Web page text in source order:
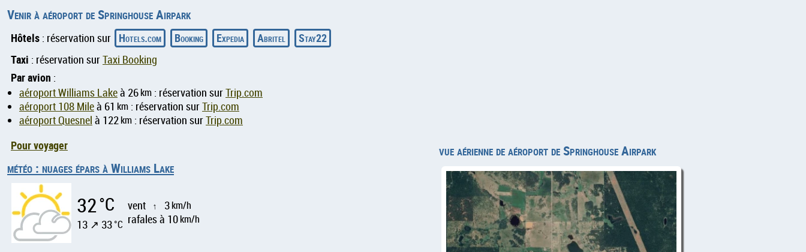
vue aérienne de aéroport de Springhouse Airpark
Venir à aéroport de Springhouse Airpark
Hôtels : réservation sur Hotels.com Booking Expedia Abritel
Stay22
Taxi : réservation surTaxi Booking
Par avion :
aéroport Williams Lakeà 26km : réservation surTrip.com
aéroport 108 Mileà 61 km : réservation surTrip.com
aéroport Quesnel à 122km : réservation surTrip.com
Pour voyager
météo : nuages épars à Williams Lake
32°C
13 ↗ 33°C
vent ↑ 3km/h
rafales à 10km/h